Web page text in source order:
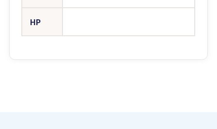
HP